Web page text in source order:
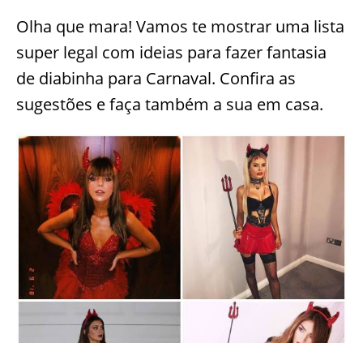
Olha que mara! Vamos te mostrar uma lista
super legal com ideias para fazer fantasia
de diabinha para Carnaval. Confira as
sugestões e faça também a sua em casa.